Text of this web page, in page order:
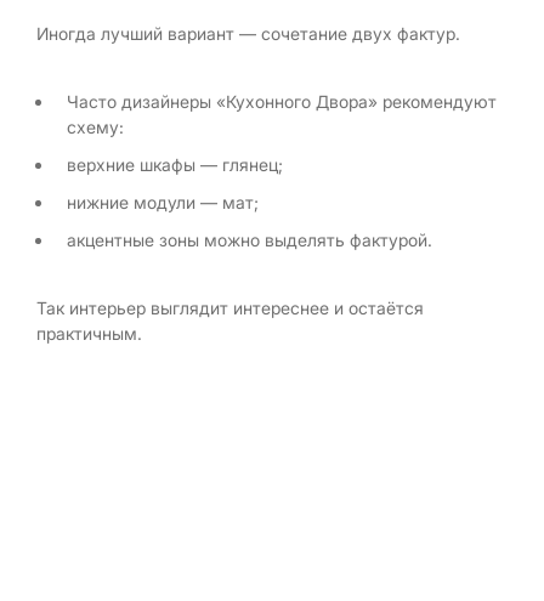
Иногда лучший вариант — сочетание двух фактур.
Часто дизайнеры «Кухонного Двора» рекомендуют
схему:
верхние шкафы — глянец;
нижние модули — мат;
акцентные зоны можно выделять фактурой.
Так интерьер выглядит интереснее и остаётся
практичным.